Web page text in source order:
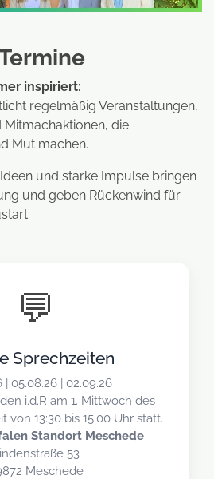
inspiriert:
regelmäßig Veranstaltungen,
die
Mut machen.
und starke Impulse bringen
und geben Rückenwind für
💬
Sprechzeiten
| 05.08.26 | 02.09.26
i.d.R am 1. Mittwoch des
von 13:30 bis 15:00 Uhr statt.
Standort Meschede
53
Meschede